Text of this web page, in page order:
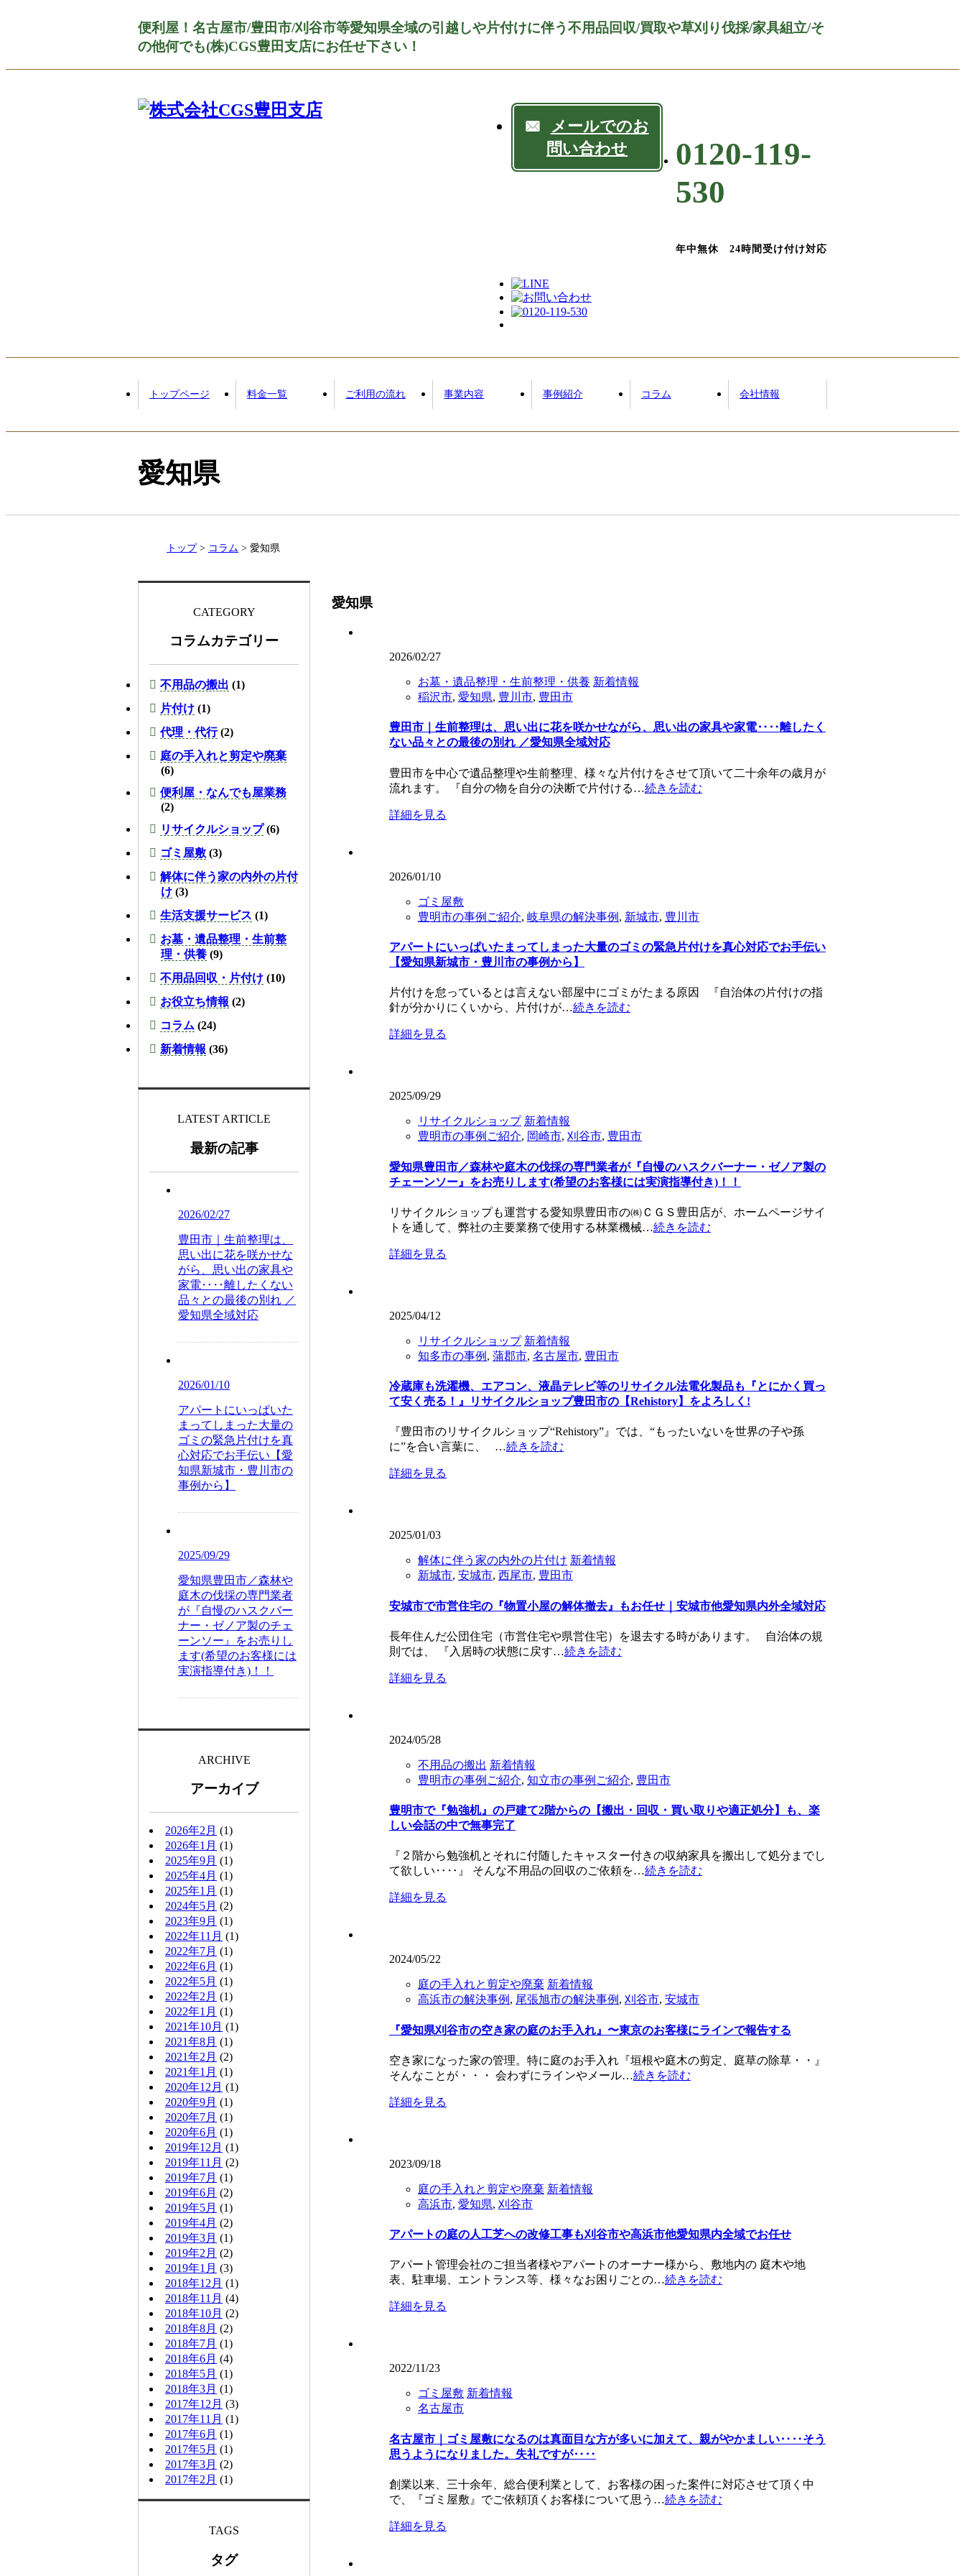
便利屋！名古屋市/豊田市/刈谷市等愛知県全域の引越しや片付けに伴う不用品回収/買取や草刈り伐採/家具組立/そ
の他何でも(株)CGS豊田支店にお任せ下さい！
メールでのお
問い合わせ
0120-119-
530
年中無休 24時間受け付け対応
トップページ 料金一覧 ご利用の流れ 事業内容 事例紹介 コラム 会社情報
愛知県
トップ コラム 愛知県
愛知県
2026/02/27
お墓・遺品整理・生前整理・供養 新着情報
稲沢市, 愛知県, 豊川市, 豊田市
豊田市｜生前整理は、思い出に花を咲かせながら、思い出の家具や家電‥‥離したく
ない品々との最後の別れ ／愛知県全域対応
豊田市を中心で遺品整理や生前整理、様々な片付けをさせて頂いて二十余年の歳月が
流れます。 『自分の物を自分の決断で片付ける…続きを読む
詳細を見る
2026/01/10
ゴミ屋敷
豊明市の事例ご紹介, 岐阜県の解決事例 , 新城市, 豊川市
アパートにいっぱいたまってしまった大量のゴミの緊急片付けを真心対応でお手伝い
【愛知県新城市・豊川市の事例から】
片付けを怠っているとは言えない部屋中にゴミがたまる原因 『自治体の片付けの指
針が分かりにくいから、片付けが…続きを読む
詳細を見る
2025/09/29
リサイクルショップ 新着情報
豊明市の事例ご紹介, 岡崎市, 刈谷市, 豊田市
愛知県豊田市／森林や庭木の伐採の専門業者が『自慢のハスクバーナー・ゼノア製の
チェーンソー』をお売りします(希望のお客様には実演指導付き)！！
リサイクルショップも運営する愛知県豊田市の㈱ＣＧＳ豊田店が、ホームページサイ
トを通して、弊社の主要業務で使用する林業機械…続きを読む
詳細を見る
2025/04/12
リサイクルショップ 新着情報
知多市の事例 , 蒲郡市, 名古屋市, 豊田市
冷蔵庫も洗濯機、エアコン、液晶テレビ等のリサイクル法電化製品も『とにかく買っ
て安く売る！』リサイクルショップ豊田市の【Rehistory】をよろしく!
『豊田市のリサイクルショップ“Rehistory”』では、“もったいないを世界の子や孫
に”を合い言葉に、 …続きを読む
詳細を見る
2025/01/03
解体に伴う家の内外の片付け 新着情報
新城市, 安城市, 西尾市, 豊田市
安城市で市営住宅の『物置小屋の解体撤去』もお任せ｜安城市他愛知県内外全域対応
長年住んだ公団住宅（市営住宅や県営住宅）を退去する時があります。 自治体の規
則では、 『入居時の状態に戻す…続きを読む
詳細を見る
2024/05/28
不用品の搬出 新着情報
豊明市の事例ご紹介, 知立市の事例ご紹介, 豊田市
豊明市で『勉強机』の戸建て2階からの【搬出・回収・買い取りや適正処分】も、楽
しい会話の中で無事完了
『２階から勉強机とそれに付随したキャスター付きの収納家具を搬出して処分までし
て欲しい‥‥』 そんな不用品の回収のご依頼を…続きを読む
詳細を見る
2024/05/22
庭の手入れと剪定や廃棄 新着情報
高浜市の解決事例 , 尾張旭市の解決事例 , 刈谷市, 安城市
『愛知県刈谷市の空き家の庭のお手入れ』〜東京のお客様にラインで報告する
空き家になった家の管理。特に庭のお手入れ『垣根や庭木の剪定、庭草の除草・・』
そんなことが・・・ 会わずにラインやメール…続きを読む
詳細を見る
2023/09/18
庭の手入れと剪定や廃棄 新着情報
高浜市, 愛知県, 刈谷市
アパートの庭の人工芝への改修工事も刈谷市や高浜市他愛知県内全域でお任せ
アパート管理会社のご担当者様やアパートのオーナー様から、敷地内の 庭木や地
表、駐車場、エントランス等、様々なお困りごとの…続きを読む
詳細を見る
2022/11/23
ゴミ屋敷 新着情報
名古屋市
名古屋市｜ゴミ屋敷になるのは真面目な方が多いに加えて、親がやかましい‥‥そう
思うようになりました。失礼ですが‥‥
創業以来、三十余年、総合便利業として、お客様の困った案件に対応させて頂く中
で、『ゴミ屋敷』でご依頼頂くお客様について思う…続きを読む
詳細を見る
CATEGORY
コラムカテゴリー
不用品の搬出 (1)
片付け (1)
代理・代行(2)
庭の手入れと剪定や廃棄
(6)
便利屋・なんでも屋業務
(2)
リサイクルショップ(6)
ゴミ屋敷 (3)
解体に伴う家の内外の片付
け (3)
生活支援サービス (1)
お墓・遺品整理・生前整
理・供養 (9)
不用品回収・片付け (10)
お役立ち情報 (2)
コラム (24)
新着情報 (36)
LATEST ARTICLE
最新の記事
2026/02/27
豊田市｜生前整理は、
思い出に花を咲かせな
がら、思い出の家具や
家電‥‥離したくない
品々との最後の別れ ／
愛知県全域対応
2026/01/10
アパートにいっぱいた
まってしまった大量の
ゴミの緊急片付けを真
心対応でお手伝い【愛
知県新城市・豊川市の
事例から】
2025/09/29
愛知県豊田市／森林や
庭木の伐採の専門業者
が『自慢のハスクバー
ナー・ゼノア製のチェ
ーンソー』をお売りし
ます(希望のお客様には
実演指導付き)！！
ARCHIVE
アーカイブ
2026年2月 (1)
2026年1月 (1)
2025年9月 (1)
2025年4月 (1)
2025年1月 (1)
2024年5月 (2)
2023年9月 (1)
2022年11月 (1)
2022年7月 (1)
2022年6月 (1)
2022年5月 (1)
2022年2月 (1)
2022年1月 (1)
2021年10月 (1)
2021年8月 (1)
2021年2月 (2)
2021年1月 (1)
2020年12月 (1)
2020年9月 (1)
2020年7月 (1)
2020年6月 (1)
2019年12月 (1)
2019年11月 (2)
2019年7月 (1)
2019年6月 (2)
2019年5月 (1)
2019年4月 (2)
2019年3月 (1)
2019年2月 (2)
2019年1月 (3)
2018年12月 (1)
2018年11月 (4)
2018年10月 (2)
2018年8月 (2)
2018年7月 (1)
2018年6月 (4)
2018年5月 (1)
2018年3月 (1)
2017年12月 (3)
2017年11月 (1)
2017年6月 (1)
2017年5月 (1)
2017年3月 (2)
2017年2月 (1)
TAGS
タグ